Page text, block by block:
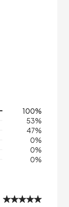
100%
53%
47%
0%
0%
0%